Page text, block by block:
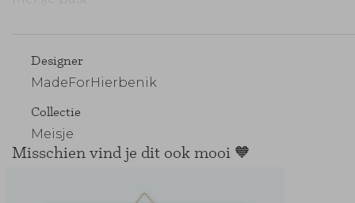
Enveloppen
Sluitzegels
Designer
MadeForHierbenik
Collectie
Meisje
Misschien vind je dit ook mooi 🧡